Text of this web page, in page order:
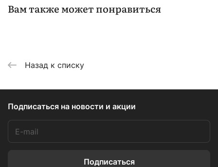
Вам также может понравиться
Назад к списку
Подписаться на новости и акции
Подписаться